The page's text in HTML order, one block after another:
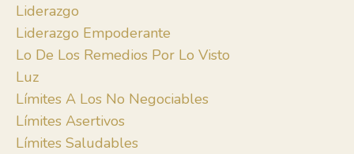
Liderazgo
Liderazgo Empoderante
Lo De Los Remedios Por Lo Visto
Luz
Límites A Los No Negociables
Límites Asertivos
Límites Saludables